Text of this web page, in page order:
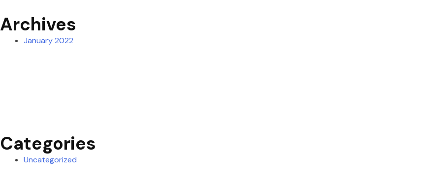
Archives
January 2022
Categories
Uncategorized